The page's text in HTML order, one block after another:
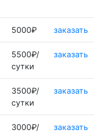
5000₽ заказать
5500₽/
сутки
заказать
3500₽/
сутки
заказать
3000₽/
заказать